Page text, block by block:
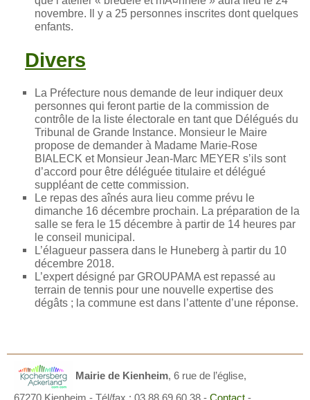
novembre. Il y a 25 personnes inscrites dont quelques
enfants.
Divers
La Préfecture nous demande de leur indiquer deux
personnes qui feront partie de la commission de
contrôle de la liste électorale en tant que Délégués du
Tribunal de Grande Instance. Monsieur le Maire
propose de demander à Madame Marie-Rose
BIALECK et Monsieur Jean-Marc MEYER s’ils sont
d’accord pour être déléguée titulaire et délégué
suppléant de cette commission.
Le repas des aînés aura lieu comme prévu le
dimanche 16 décembre prochain. La préparation de la
salle se fera le 15 décembre à partir de 14 heures par
le conseil municipal.
L’élagueur passera dans le Huneberg à partir du 10
décembre 2018.
L’expert désigné par GROUPAMA est repassé au
terrain de tennis pour une nouvelle expertise des
dégâts ; la commune est dans l’attente d’une réponse.
Mairie de Kienheim, 6 rue de l’église,